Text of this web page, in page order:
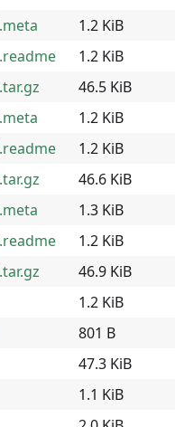
1.2 KiB
1.2 KiB
46.5 KiB
1.2 KiB
1.2 KiB
46.6 KiB
1.3 KiB
1.2 KiB
46.9 KiB
1.2 KiB
801 B
47.3 KiB
1.1 KiB